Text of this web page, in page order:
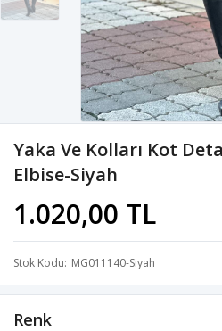
Yaka Ve Kolları Kot
Elbise-Siyah
1.020,00 TL
Stok Kodu MG011140-Siyah
Renk